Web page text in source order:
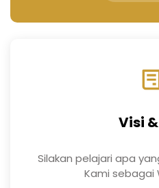
Visi
Silakan pelajari apa
Kami sebagai